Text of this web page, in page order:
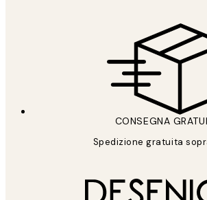
CONSEGNA
Spedizione gratuita